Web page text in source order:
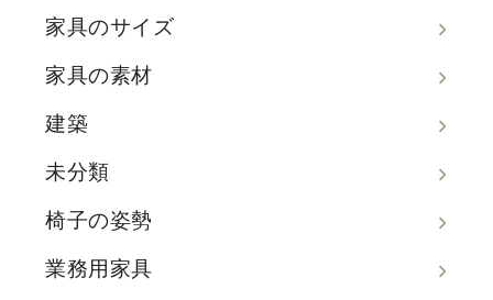
家具のサイズ
家具の素材
建築
未分類
椅子の姿勢
業務用家具